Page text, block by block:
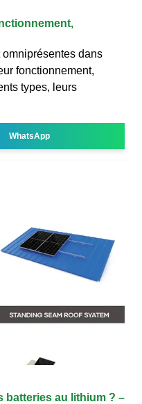
dans
fonctionnement,
types, leurs
WhatsApp
batteries au lithium ? –